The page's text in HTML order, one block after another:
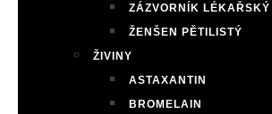
ZÁZVORNÍK
ŽENŠEN PĚTILISTÝ
ŽIVINY
ASTAXANTIN
BROMELAIN